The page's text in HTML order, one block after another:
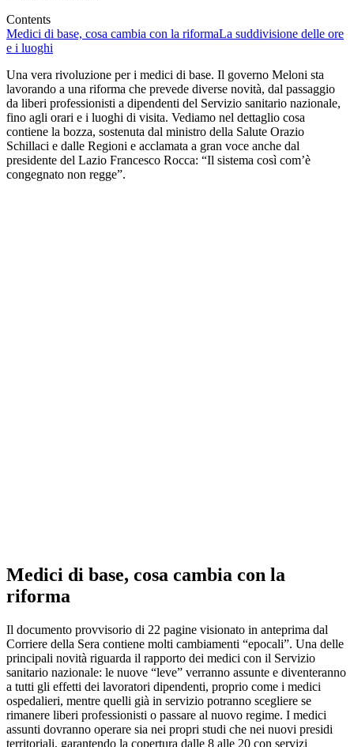
Contents
Medici di base, cosa cambia con la riformaLa suddivisione delle ore
e i luoghi
Una vera rivoluzione per i medici di base. Il governo Meloni sta
lavorando a una riforma che prevede diverse novità, dal passaggio
da liberi professionisti a dipendenti del Servizio sanitario nazionale,
fino agli orari e i luoghi di visita. Vediamo nel dettaglio cosa
contiene la bozza, sostenuta dal ministro della Salute Orazio
Schillaci e dalle Regioni e acclamata a gran voce anche dal
presidente del Lazio Francesco Rocca: “Il sistema così com’è
congegnato non regge”.
Medici di base, cosa cambia con la
riforma
Il documento provvisorio di 22 pagine visionato in anteprima dal
Corriere della Sera contiene molti cambiamenti “epocali”. Una delle
principali novità riguarda il rapporto dei medici con il Servizio
sanitario nazionale: le nuove “leve” verranno assunte e diventeranno
a tutti gli effetti dei lavoratori dipendenti, proprio come i medici
ospedalieri, mentre quelli già in servizio potranno scegliere se
rimanere liberi professionisti o passare al nuovo regime. I medici
assunti dovranno operare sia nei propri studi che nei nuovi presidi
territoriali, garantendo la copertura dalle 8 alle 20 con servizi